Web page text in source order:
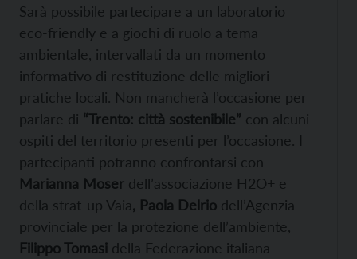
Sarà possibile partecipare a un laboratorio
eco-friendly e a giochi di ruolo a tema
ambientale, intervallati da un momento
informativo di restituzione delle migliori
pratiche locali. Non mancherà l’occasione per
parlare di “Trento: città sostenibile” con alcuni
ospiti del territorio presenti per l’occasione. I
partecipanti potranno confrontarsi con
Marianna Moser dell’associazione H2O+ e
della strat-up Vaia, Paola Delrio dell’Agenzia
provinciale per la protezione dell’ambiente,
Filippo Tomasi della Federazione italiana